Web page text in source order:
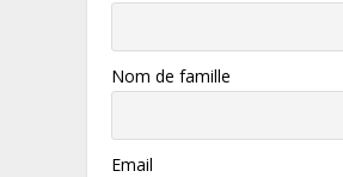
Nom de famille
Email